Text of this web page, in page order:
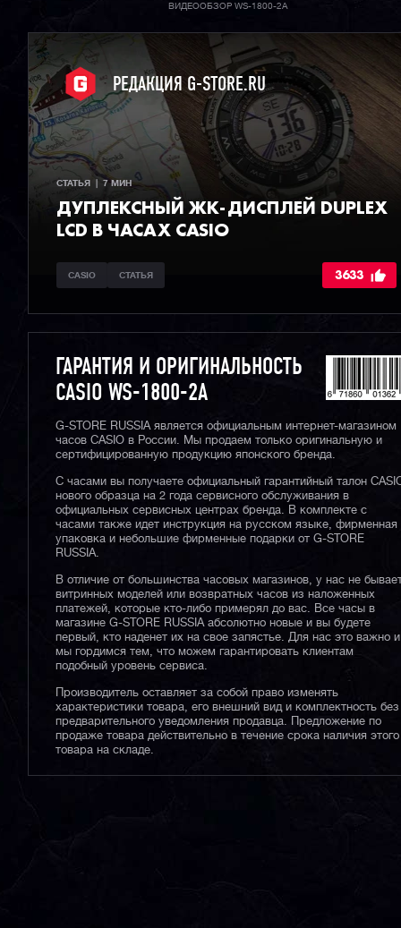
ВИДЕООБЗОР WS-1800-2A
РЕДАКЦИЯ G-STORE.RU
СТАТЬЯ  |  7 МИН
ДУПЛЕКСНЫЙ ЖК-ДИСПЛЕЙ DUPLEX
LCD В ЧАСАХ CASIO
CASIO СТАТЬЯ 3633
ГАРАНТИЯ И ОРИГИНАЛЬНОСТЬ
CASIO WS-1800-2A
G-STORE RUSSIA является официальным интернет-магазином
часов CASIO в России. Мы продаем только оригинальную и
сертифицированную продукцию японского бренда.
С часами вы получаете официальный гарантийный талон
нового образца на 2 года сервисного обслуживания в
официальных сервисных центрах бренда. В комплекте с
часами также идет инструкция на русском языке, фирменная
упаковка и небольшие фирменные подарки от G-STORE
RUSSIA.
В отличие от большинства часовых магазинов, у нас не
витринных моделей или возвратных часов из наложенных
платежей, которые кто-либо примерял до вас. Все часы в
магазине G-STORE RUSSIA абсолютно новые и вы будете
первый, кто наденет их на свое запястье. Для нас это важно и
мы гордимся тем, что можем гарантировать клиентам
подобный уровень сервиса.
Производитель оставляет за собой право изменять
характеристики товара, его внешний вид и комплектность без
предварительного уведомления продавца. Предложение по
продаже товара действительно в течение срока наличия этого
товара на складе.